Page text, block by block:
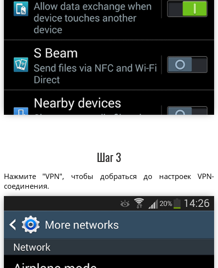
Шаг 3
Нажмите "VPN", чтобы добраться до настроек VPN-
соединения.